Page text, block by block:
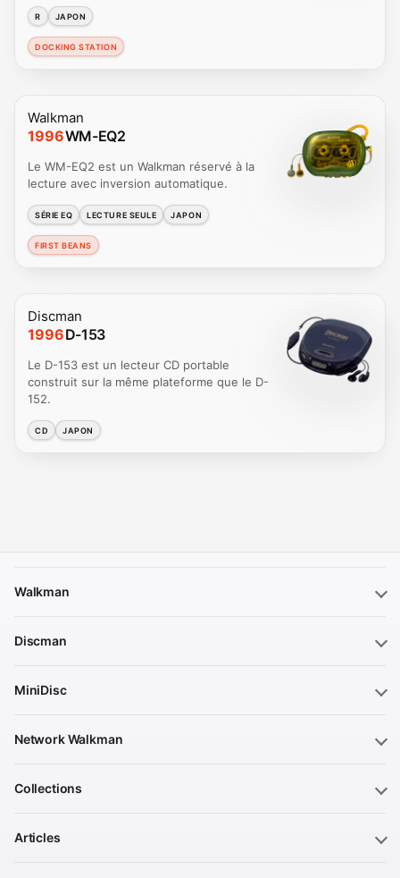
R JAPON
DOCKING STATION
Walkman
1996WM-EQ2
Le WM-EQ2 est un Walkman réservé à la
lecture avec inversion automatique.
SÉRIE EQ LECTURE SEULE JAPON
FIRST BEANS
Discman
1996D-153
Le D-153 est un lecteur CD portable
construit sur la même plateforme que le D-
152.
CD JAPON
Walkman
Discman
MiniDisc
Network Walkman
Collections
Articles